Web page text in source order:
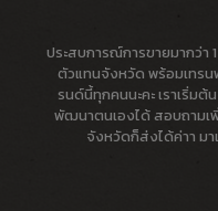
ประสบการณ์การขายมากว่า
ตัวแทนจังหวัด พร้อมเทรน
รนด์นี้ทุกคนนะคะ เราเริ่ม
พัฒนาตนเองได้ สอบถามเ
จังหวัดก็ส่งได้ค่าา มา